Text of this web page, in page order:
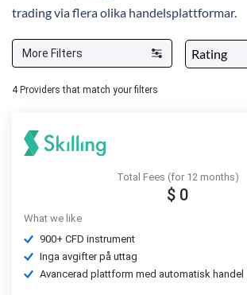
trading via flera olika handelsplattformar.
More Filters
4 Providers that match your filters
Total Fees (for 12 months)
$ 0
What we like
900+ CFD instrument
Inga avgifter på uttag
Avancerad plattform med automatisk handel